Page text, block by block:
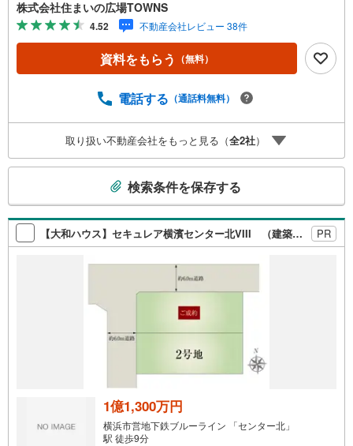
ざいます。両側に建物がなく、開放的なのが角地です。傾
斜地より建築が楽な平坦地です。【年中無休/9:00～21:0
0】人気物件は特にお問い合わせが集中するため、お早めに
お電話下さい。「室内・現地を見学する」ボタンよりご予
っております。○住宅ローンのご相談○ライフプランのシミ
せて頂きます！ /他社様掲載物件も併せてご紹介可能ですの
でお気軽にお問い合わせ下さい♪駐車場もございますの
株式会社住まいの広場TOWNS
4.52 不動産会社レビュー 38件
資料をもらう （無料）
電話する （通話料無料）
取り扱い不動産会社をもっと見る（全2社）
検
索
条
検索条件を保存する
【大和ハウス】セキュレア横濱センター北VIII （建築条件付宅地分譲） PR
1億1,300万円
横浜市営地下鉄ブルーライン 「センター北」
駅 徒歩9分